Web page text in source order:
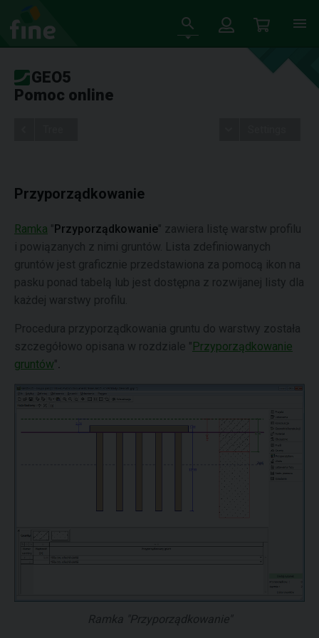
GEO5
Pomoc online
Przyporządkowanie
Ramka "Przyporządkowanie" zawiera listę warstw profilu
i powiązanych z nimi gruntów. Lista zdefiniowanych
gruntów jest graficznie przedstawiona za pomocą ikon na
pasku ponad tabelą lub jest dostępna z rozwijanej listy dla
każdej warstwy profilu.
Procedura przyporządkowania gruntu do warstwy została
szczegółowo opisana w rozdziale "Przyporządkowanie
gruntów".
Ramka "Przyporządkowanie"